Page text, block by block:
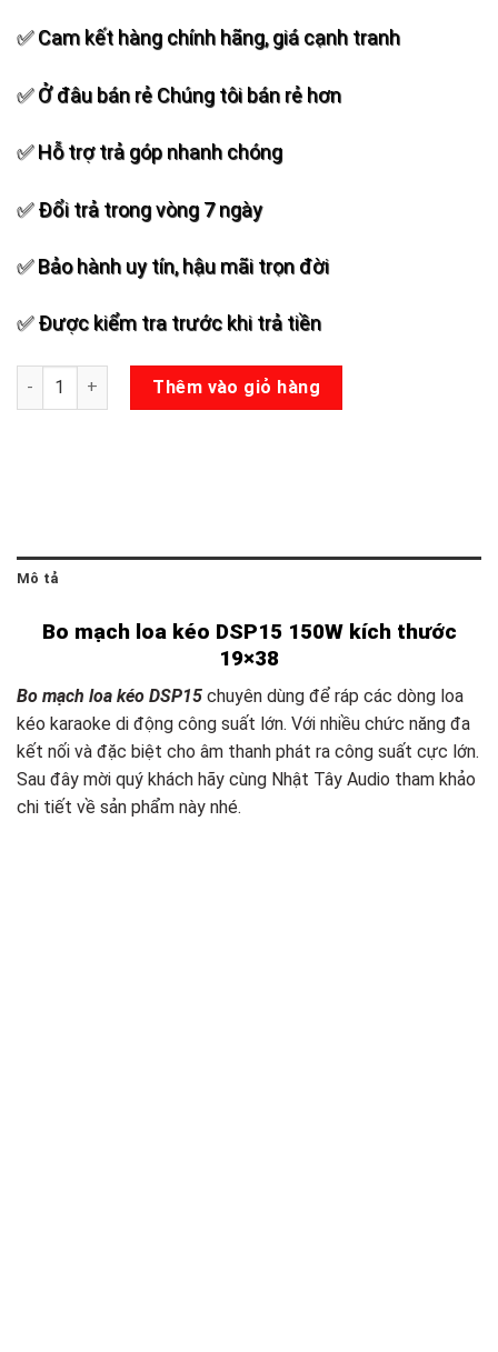
✅ Cam kết hàng chính hãng, giá cạnh tranh
✅ Ở đâu bán rẻ Chúng tôi bán rẻ hơn
✅ Hỗ trợ trả góp nhanh chóng
✅ Đổi trả trong vòng 7 ngày
✅ Bảo hành uy tín, hậu mãi trọn đời
✅ Được kiểm tra trước khi trả tiền
Bo mạch loa kéo DSP15 (19x38) số lượng
Thêm vào giỏ hàng
Mô tả
Bo mạch loa kéo DSP15 150W kích thước
19×38
Bo mạch loa kéo DSP15 chuyên dùng để ráp các dòng loa
kéo karaoke di động công suất lớn. Với nhiều chức năng đa
kết nối và đặc biệt cho âm thanh phát ra công suất cực lớn.
Sau đây mời quý khách hãy cùng Nhật Tây Audio tham khảo
chi tiết về sản phẩm này nhé.